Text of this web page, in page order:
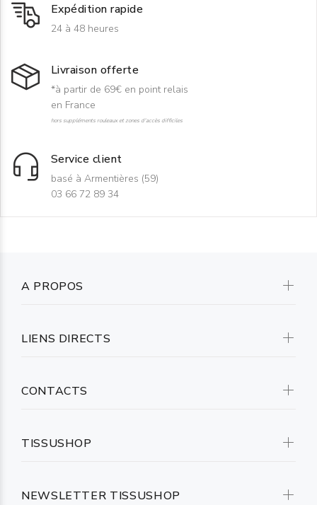
Expédition rapide
24 à 48 heures
Livraison offerte
*à partir de 69€ en point relais
en France
hors suppléments rouleaux et zones d'accès difficiles
Service client
basé à Armentières (59)
03 66 72 89 34
NEWSLETTER TISSUSHOP
A PROPOS
LIENS DIRECTS
CONTACTS
TISSUSHOP